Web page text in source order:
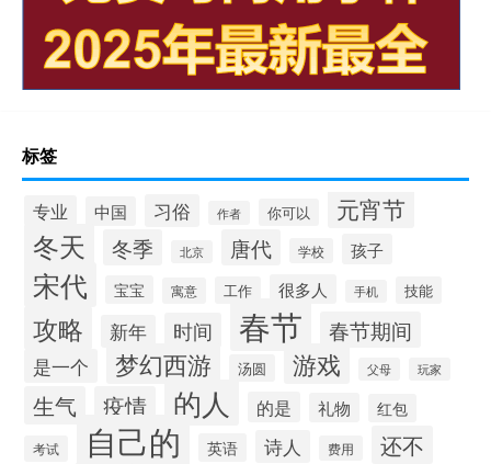
标签
专业 中国 习俗 作者 你可以 元宵节
冬天 冬季 北京 唐代 学校 孩子
宋代 宝宝 寓意 工作 很多人 手机 技能
攻略 新年 时间 春节 春节期间
是一个 梦幻西游 汤圆 游戏 父母 玩家
生气 疫情 的人 的是 礼物 红包
考试 自己的 英语 诗人 费用 还不